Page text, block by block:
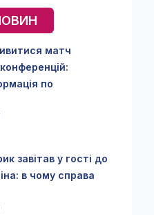
матч
по
завітав у гості до
в чому справа